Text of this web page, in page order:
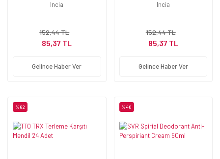
Incia
152,44 TL
85,37 TL
Gelince Haber Ver
Incia
152,44 TL
85,37 TL
Gelince Haber Ver
%62 %40